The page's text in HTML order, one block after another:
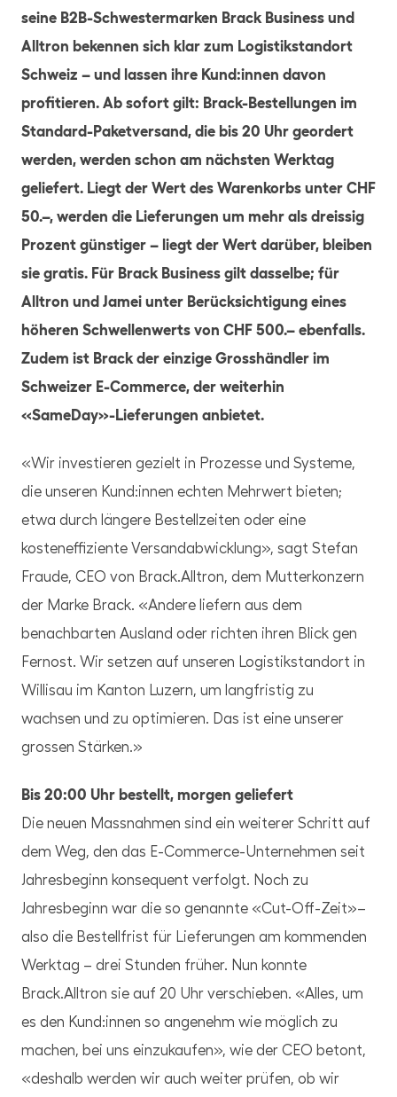
seine B2B-Schwestermarken Brack Business und
Alltron bekennen sich klar zum Logistikstandort
Schweiz – und lassen ihre Kund:innen davon
profitieren. Ab sofort gilt: Brack-Bestellungen im
Standard-Paketversand, die bis 20 Uhr geordert
werden, werden schon am nächsten Werktag
geliefert. Liegt der Wert des Warenkorbs unter CHF
50.–, werden die Lieferungen um mehr als dreissig
Prozent günstiger – liegt der Wert darüber, bleiben
sie gratis. Für Brack Business gilt dasselbe; für
Alltron und Jamei unter Berücksichtigung eines
höheren Schwellenwerts von CHF 500.– ebenfalls.
Zudem ist Brack der einzige Grosshändler im
Schweizer E-Commerce, der weiterhin
«SameDay»-Lieferungen anbietet.
«Wir investieren gezielt in Prozesse und Systeme,
die unseren Kund:innen echten Mehrwert bieten;
etwa durch längere Bestellzeiten oder eine
kosteneffiziente Versandabwicklung», sagt Stefan
Fraude, CEO von Brack.Alltron, dem Mutterkonzern
der Marke Brack. «Andere liefern aus dem
benachbarten Ausland oder richten ihren Blick gen
Fernost. Wir setzen auf unseren Logistikstandort in
Willisau im Kanton Luzern, um langfristig zu
wachsen und zu optimieren. Das ist eine unserer
grossen Stärken.»
Bis 20:00 Uhr bestellt, morgen geliefert
Die neuen Massnahmen sind ein weiterer Schritt auf
dem Weg, den das E-Commerce-Unternehmen seit
Jahresbeginn konsequent verfolgt. Noch zu
Jahresbeginn war die so genannte «Cut-Off-Zeit»–
also die Bestellfrist für Lieferungen am kommenden
Werktag – drei Stunden früher. Nun konnte
Brack.Alltron sie auf 20 Uhr verschieben. «Alles, um
es den Kund:innen so angenehm wie möglich zu
machen, bei uns einzukaufen», wie der CEO betont,
«deshalb werden wir auch weiter prüfen, ob wir